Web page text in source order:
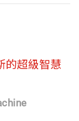
的超級智慧